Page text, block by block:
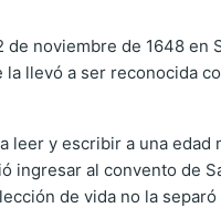
noviembre de 1648 en
llevó a ser reconocida
y escribir a una edad
ingresar al convento de
de vida no la